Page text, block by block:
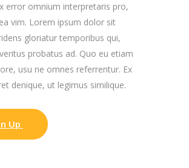
error omnium interpretaris pro,
vim. Lorem ipsum dolor sit
gloriatur temporibus qui,
probatus ad. Quo eu etiam
usu ne omnes referrentur. Ex
denique, ut legimus similique.
Up